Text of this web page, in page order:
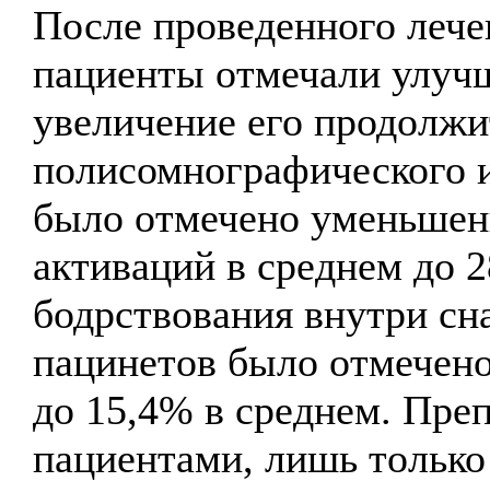
После проведенного
пациенты отмечали
увеличение его
полисомнографического
было отмечено
активаций в среднем до
бодрствования внутри
пацинетов было
до 15,4% в среднем.
пациентами, лишь